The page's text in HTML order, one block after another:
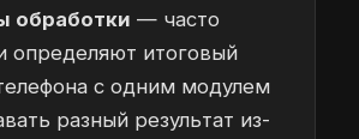
обработки — часто
определяют итоговый
с одним модулем
разный результат из-